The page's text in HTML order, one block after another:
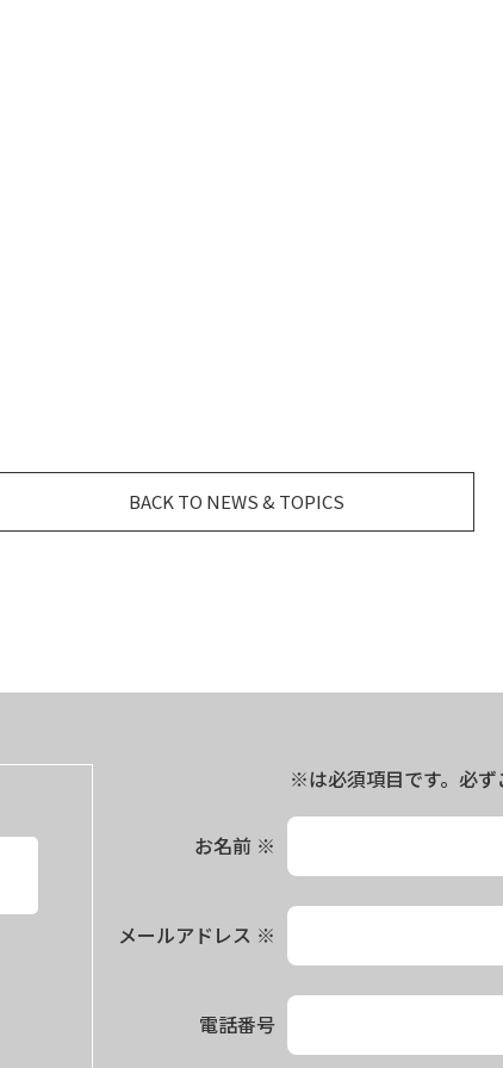
BACK TO NEWS & TOPICS
※は必須項目です。必
お名前 ※
メールアドレス ※
電話番号